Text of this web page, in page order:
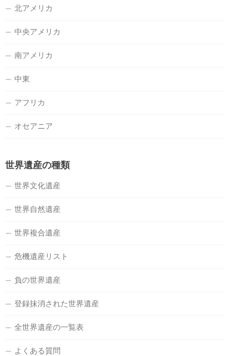
北アメリカ
中央アメリカ
南アメリカ
中東
アフリカ
オセアニア
世界遺産の種類
世界文化遺産
世界自然遺産
世界複合遺産
危機遺産リスト
負の世界遺産
登録抹消された世界遺産
全世界遺産の一覧表
よくある質問